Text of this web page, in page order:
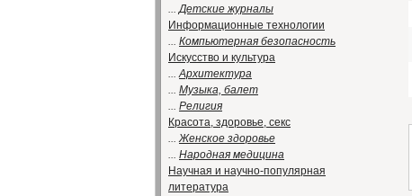
...Детские журналы
Информационные технологии
... Компьютерная безопасность
Искусство и культура
...Архитектура
... Музыка, балет
... Религия
Красота, здоровье, секс
...Женское здоровье
... Народная медицина
Научная и научно-популярная
литература